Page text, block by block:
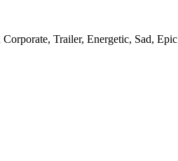
Trailer, Energetic, Sad, Epic